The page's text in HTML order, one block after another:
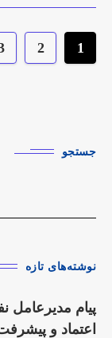
1
2
جستجو
نوشته‌های تازه
پیام مدیرعامل
اعتماد و